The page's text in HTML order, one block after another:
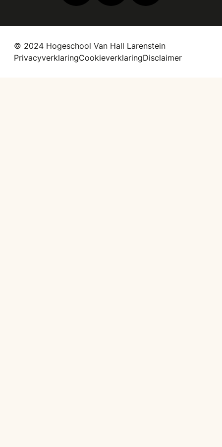
© 2024 Hogeschool Van Hall Larenstein
PrivacyverklaringCookieverklaringDisclaimer